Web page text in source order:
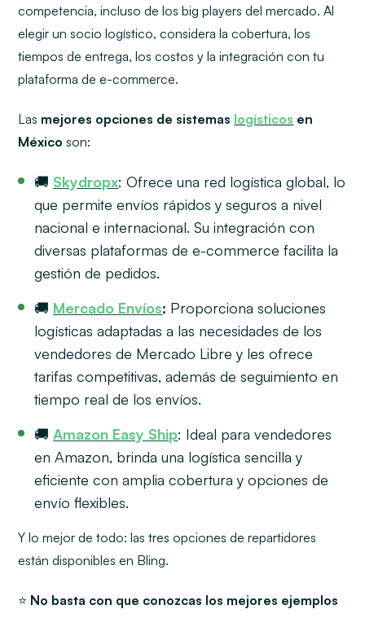
competencia, incluso de losbig playersdel mercado. Al
elegir un socio logístico, considera la cobertura, los
tiempos de entrega, los costos y la integración con tu
plataforma de e-commerce.
Las mejores opciones de sistemas logísticos en
Méxicoson:
🚚 Skydropx: Ofrece una red logística global, lo
que permite envíos rápidos y seguros a nivel
nacional e internacional. Su integración con
diversas plataformas de e-commerce facilita la
gestión de pedidos.
🚚 Mercado Envíos: Proporciona soluciones
logísticas adaptadas a las necesidades de los
vendedores de Mercado Libre y les ofrece
tarifas competitivas, además de seguimiento en
tiempo real de los envíos.
🚚Amazon Easy Ship: Ideal para vendedores
en Amazon, brinda una logística sencilla y
eficiente con amplia cobertura y opciones de
envío flexibles.
Y lo mejor de todo: las tres opciones de repartidores
están disponibles en Bling.
⭐ No basta con que conozcas los mejores ejemplos